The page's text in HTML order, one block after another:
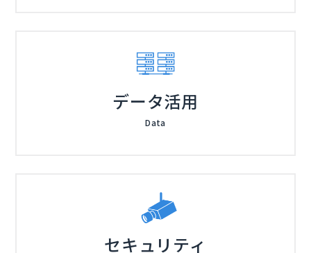
データ活用
Data
セキュリティ